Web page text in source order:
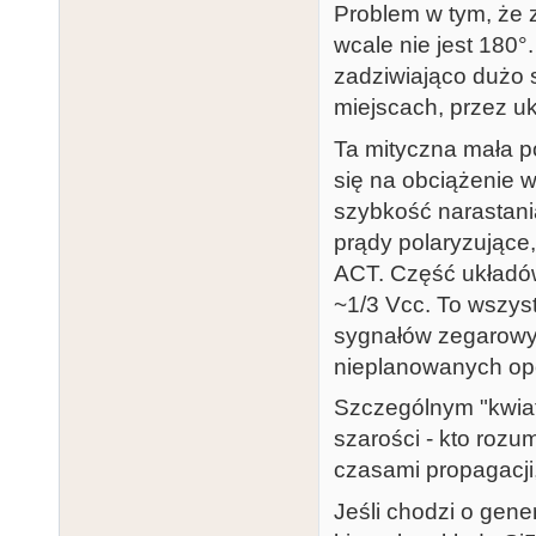
Problem w tym, że
wcale nie jest
zadziwiająco dużo
miejscach, przez
Ta mityczna mała
się na obciążenie
szybkość
prądy
ACT. Część
~1/3 Vcc. To
sygnałów
nieplanowanych
Szczególnym
szarości - kto
czasami
Jeśli chodzi o